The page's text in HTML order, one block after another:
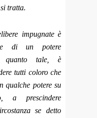
tratta.
impugnate è
di un potere
quanto tale, è
tutti coloro che
qualche potere su
a prescindere
se detto